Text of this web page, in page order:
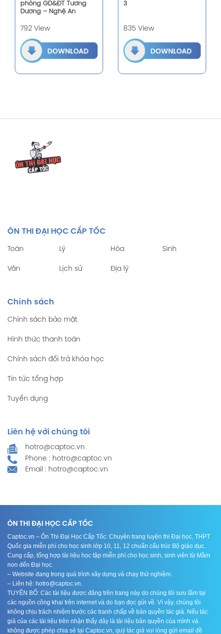
phòng GD&ĐT Tương
Dương – Nghệ An
792 View
3
835 View
ÔN THI ĐẠI HỌC CẤP TỐC
Toán Lý Hóa Sinh
Văn Lịch sử Địa lý
Chính sách
Chính sách bảo mật
Hình thức thanh toán
Chính sách đổi trả khóa học
Tin tức tổng hợp
Tuyển dụng
Liên hệ với chúng tôi
hotro@captoc.vn
Phone : hotro@captoc.vn
Email : hotro@captoc.vn
ÔN THI ĐẠI HỌC CẤP TỐC
Captoc.vn – Ôn Thi Đại Học Cấp Tốc: Chuyên trang luyện thi Đại học, THPT
Quốc gia miễn phí cho học sinh lớp 10, 11, 12 chuẩn cấu trúc Bộ giáo dục.
Cung cấp, tổng hợp tài liệu học tập miễn phí cho học sinh, sinh viên từ Mầm
non đến Đại học.
– Website đang trong quá trình xây dựng và chạy thử nghiệm.
– Liên hệ: hotro@captoc.vn.
TUYÊN BỐ: Các tài liệu được đăng trên trang này do chúng tôi sưu tầm tại
các nguồn công khai trên internet và do bạn đọc gửi về. Vì vậy, chúng tôi
không chịu trách nhiệm trước các tranh chấp về bản quyền tác giả. Nếu tác
giả của các tài liệu trên nhận thấy đây là tài liệu bản quyền của mình và
không được phép chia sẻ tại Captoc.vn, quý tác giả vui lòng gửi email đề